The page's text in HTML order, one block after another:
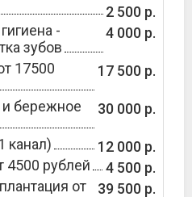
2 500 р.
-
зубов
4 000 р.
17500
17 500 р.
бережное
30 000 р.
канал)
12 000 р.
4500 рублей
4 500 р.
от
39 500 р.